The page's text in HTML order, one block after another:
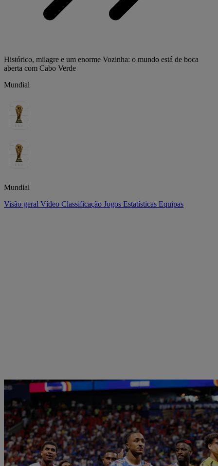
Histórico, milagre e um enorme Vozinha: o mundo está de boca
aberta com Cabo Verde
Mundial
Mundial
Visão geral Vídeo Classificação Jogos Estatísticas Equipas